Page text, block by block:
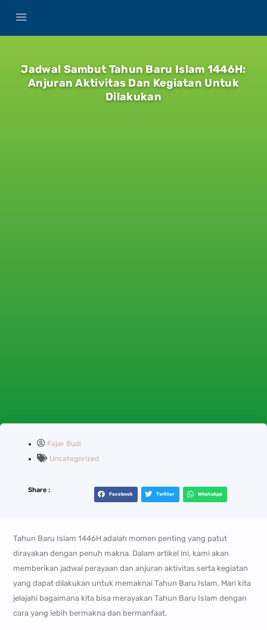
Jadwal Sambut Tahun Baru Islam 1446H:
Anjuran Aktivitas Dan Kegiatan Untuk
Dilakukan
Fajar Budi
Uncategorized
Share :
Facebook Twitter WhatsApp
Tahun Baru Islam 1446H adalah momen penting yang patut
dirayakan dengan penuh makna. Dalam artikel ini, kami akan
memberikan jadwal perayaan dan anjuran aktivitas serta kegiatan
yang dapat dilakukan untuk memaknai Tahun Baru Islam. Mari kita
jelajahi bagaimana kita bisa merayakan Tahun Baru Islam dengan
cara yang lebih bermakna dan bermanfaat.